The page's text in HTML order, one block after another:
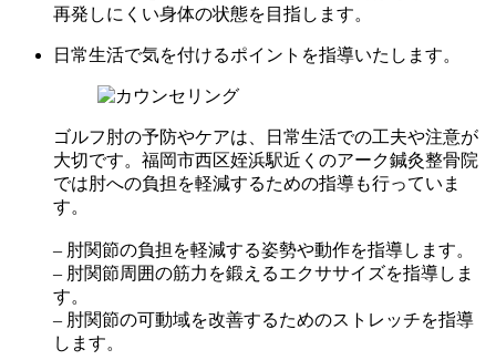
再発しにくい身体の状態を目指します。
日常生活で気を付けるポイントを指導いたします。
ゴルフ肘の予防やケアは、日常生活での工夫や注意が
大切です。福岡市西区姪浜駅近くのアーク鍼灸整骨院
では肘への負担を軽減するための指導も行っていま
す。
– 肘関節の負担を軽減する姿勢や動作を指導します。
– 肘関節周囲の筋力を鍛えるエクササイズを指導しま
す。
– 肘関節の可動域を改善するためのストレッチを指導
します。